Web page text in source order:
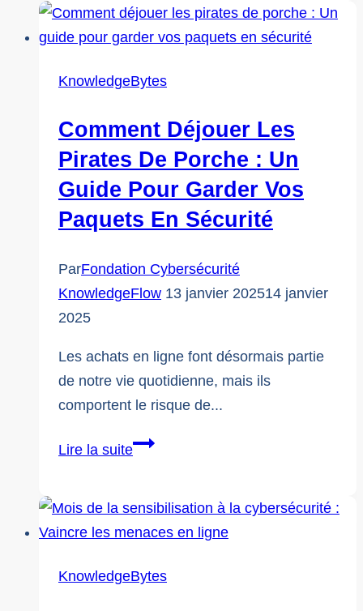
l'alphabétisation
2023
Favoriser
littératie
numérique
KnowledgeBytes
Comment Déjouer Les
Pirates De Porche : Un
Guide Pour Garder Vos
Paquets En Sécurité
ParFondation Cybersécurité
KnowledgeFlow 13 janvier 202514 janvier
2025
Les achats en ligne font désormais partie
de notre vie quotidienne, mais ils
comportent le risque de...
Lire la suiteComment
pirates
de
KnowledgeBytes